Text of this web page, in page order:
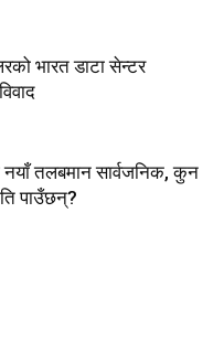
भारत डाटा सेन्टर
नयाँ तलबमान सार्वजनिक, कुन
पाउँछन्?